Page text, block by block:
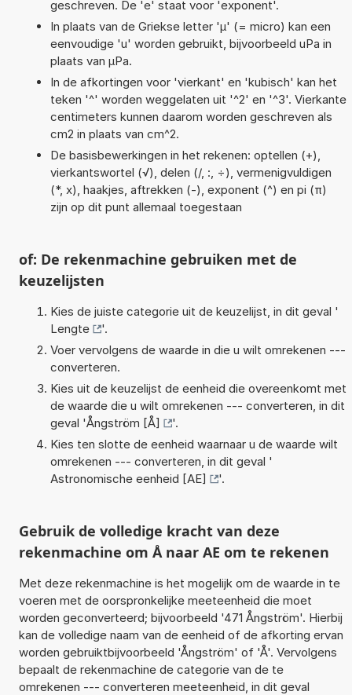
geschreven. De 'e' staat voor 'exponent'.
In plaats van de Griekse letter 'µ' (= micro) kan een
eenvoudige 'u' worden gebruikt, bijvoorbeeld uPa in
plaats van µPa.
In de afkortingen voor 'vierkant' en 'kubisch' kan het
teken '^' worden weggelaten uit '^2' en '^3'. Vierkante
centimeters kunnen daarom worden geschreven als
cm2 in plaats van cm^2.
De basisbewerkingen in het rekenen: optellen (+),
vierkantswortel (√), delen (/, :, ÷), vermenigvuldigen
(*, x), haakjes, aftrekken (-), exponent (^) en pi (π)
zijn op dit punt allemaal toegestaan
of: De rekenmachine gebruiken met de
keuzelijsten
Kies de juiste categorie uit de keuzelijst, in dit geval '
Lengte
'.
Voer vervolgens de waarde in die u wilt omrekenen ---
converteren.
Kies uit de keuzelijst de eenheid die overeenkomt met
de waarde die u wilt omrekenen --- converteren, in dit
geval 'Ångström [Å]
'.
Kies ten slotte de eenheid waarnaar u de waarde wilt
omrekenen --- converteren, in dit geval '
Astronomische eenheid [AE]
'.
Gebruik de volledige kracht van deze
rekenmachine om Å naar AE om te rekenen
Met deze rekenmachine is het mogelijk om de waarde in te
voeren met de oorspronkelijke meeteenheid die moet
worden geconverteerd; bijvoorbeeld '471 Ångström'. Hierbij
kan de volledige naam van de eenheid of de afkorting ervan
worden gebruiktbijvoorbeeld 'Ångström' of 'Å'. Vervolgens
bepaalt de rekenmachine de categorie van de te
omrekenen --- converteren meeteenheid, in dit geval